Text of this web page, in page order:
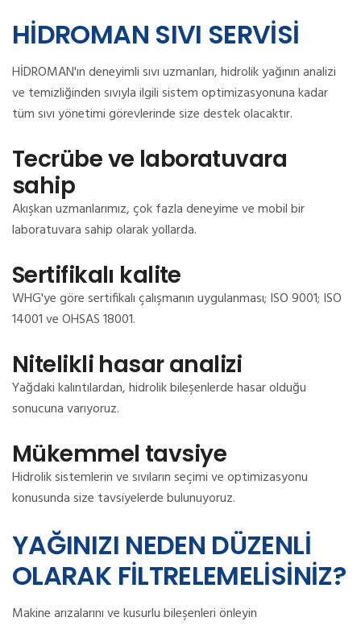
HİDROMAN SIVI SERVİSİ
HİDROMAN'ın deneyimli sıvı uzmanları, hidrolik yağının analizi
ve temizliğinden sıvıyla ilgili sistem optimizasyonuna kadar
tüm sıvı yönetimi görevlerinde size destek olacaktır.
Tecrübe ve laboratuvara
sahip
Akışkan uzmanlarımız, çok fazla deneyime ve mobil bir
laboratuvara sahip olarak yollarda.
Sertifikalı kalite
WHG'ye göre sertifikalı çalışmanın uygulanması; ISO 9001; ISO
14001 ve OHSAS 18001.
Nitelikli hasar analizi
Yağdaki kalıntılardan, hidrolik bileşenlerde hasar olduğu
sonucuna varıyoruz.
Mükemmel tavsiye
Hidrolik sistemlerin ve sıvıların seçimi ve optimizasyonu
konusunda size tavsiyelerde bulunuyoruz.
YAĞINIZI NEDEN DÜZENLİ
OLARAK FİLTRELEMELİSİNİZ?
Makine arızalarını ve kusurlu bileşenleri önleyin